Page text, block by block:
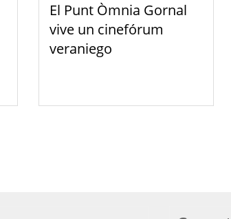
El Punt Òmnia Gornal
vive un cinefórum
veraniego